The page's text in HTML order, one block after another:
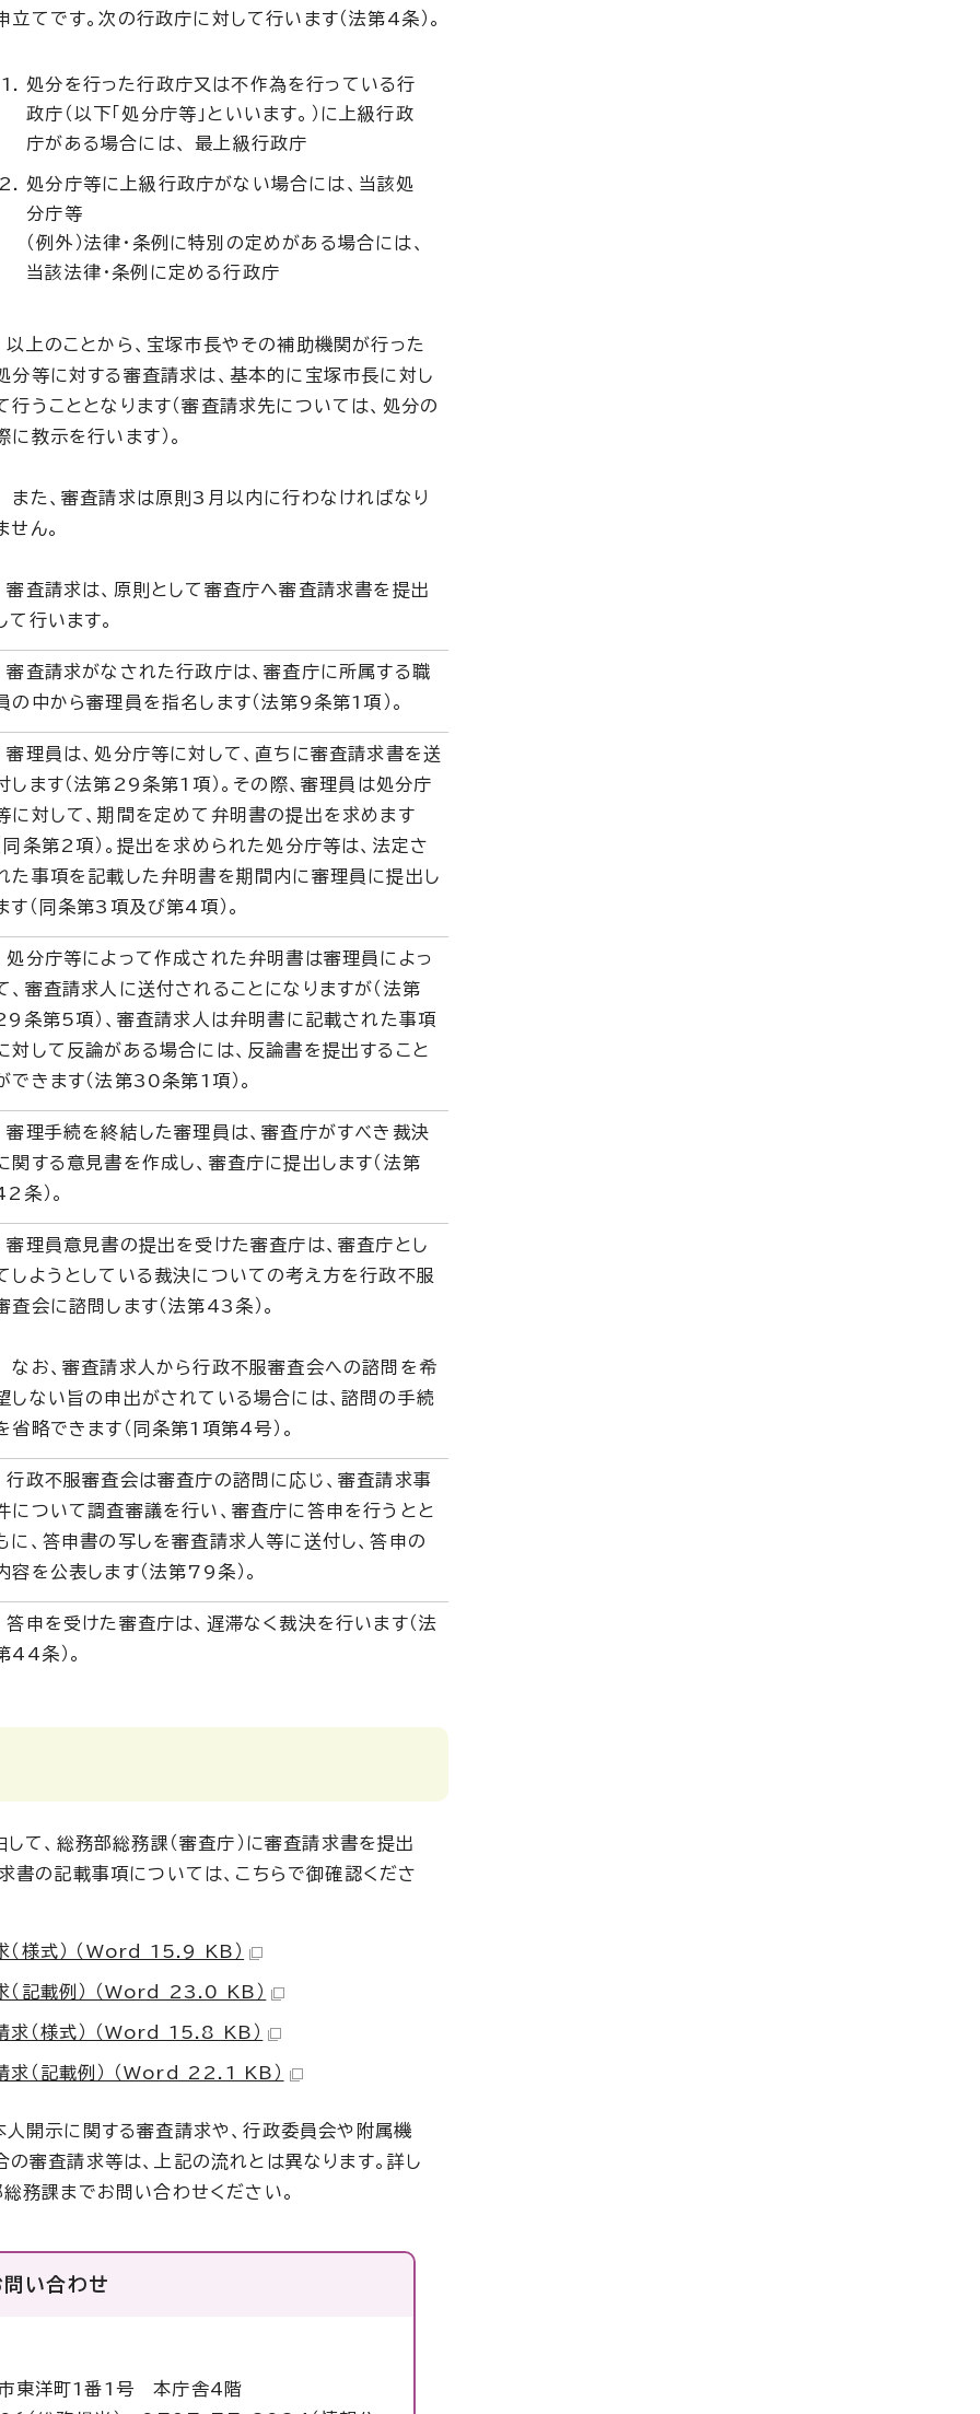
立てです。次の行政庁に対して行います（法第4条）。
処分を行った行政庁又は不作為を行っている行
政庁（以下「処分庁等」といいます。）に上級行政
庁がある場合には、 最上級行政庁
処分庁等に上級行政庁がない場合には、当該処
分庁等
（例外）法律・条例に特別の定めがある場合には、
当該法律・条例に定める行政庁
上のことから、宝塚市長やその補助機関が行った
分等に対する審査請求は、基本的に宝塚市長に対し
行うこととなります（審査請求先については、処分の
に教示を行います）。
た、審査請求は原則3月以内に行わなければなり
せん。
査請求は、原則として審査庁へ審査請求書を提出
て行います。
査請求がなされた行政庁は、審査庁に所属する職
の中から審理員を指名します（法第9条第1項）。
理員は、処分庁等に対して、直ちに審査請求書を送
します（法第29条第1項）。その際、審理員は処分庁
に対して、期間を定めて弁明書の提出を求めます
同条第2項）。提出を求められた処分庁等は、法定さ
た事項を記載した弁明書を期間内に審理員に提出し
す（同条第3項及び第4項）。
分庁等によって作成された弁明書は審理員によっ
、審査請求人に送付されることになりますが（法第
条第5項）、審査請求人は弁明書に記載された事項
対して反論がある場合には、反論書を提出すること
できます（法第30条第1項）。
理手続を終結した審理員は、審査庁がすべき裁決
関する意見書を作成し、審査庁に提出します（法第
条）。
理員意見書の提出を受けた審査庁は、審査庁とし
しようとしている裁決についての考え方を行政不服
査会に諮問します（法第43条）。
お、審査請求人から行政不服審査会への諮問を希
しない旨の申出がされている場合には、諮問の手続
省略できます（同条第1項第4号）。
政不服審査会は審査庁の諮問に応じ、審査請求事
について調査審議を行い、審査庁に答申を行うとと
に、答申書の写しを審査請求人等に送付し、答申の
容を公表します（法第79条）。
申を受けた審査庁は、遅滞なく裁決を行います（法
44条）。
て、総務部総務課（審査庁）に審査請求書を提出
書の記載事項については、こちらで御確認くださ
（様式） （Word 15.9 KB）
（記載例） （Word 23.0 KB）
求（様式） （Word 15.8 KB）
求（記載例） （Word 22.1 KB）
開示に関する審査請求や、行政委員会や附属機
審査請求等は、上記の流れとは異なります。詳し
務課までお問い合わせください。
問い合わせ
洋町1番1号 本庁舎4階